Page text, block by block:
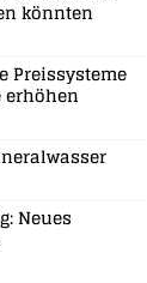
könnten
Preissysteme
Neues